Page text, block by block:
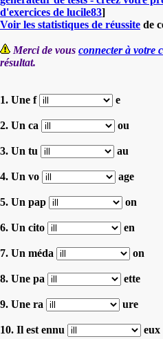
d'exercices de lucile83]
Voir les statistiques de réussite de
Merci de vous connecter à votre
résultat.
1. Une f e
2. Un ca ou
3. Un tu au
4. Un vo age
5. Un pap on
6. Un cito en
7. Un méda on
8. Une pa ette
9. Une ra ure
10. Il est ennu eux